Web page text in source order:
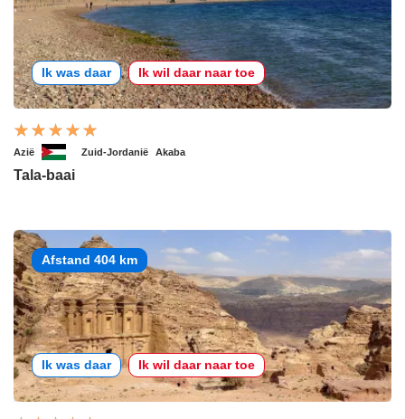
Ik was daar Ik wil daar naar toe
Azië Zuid-Jordanië Akaba
Tala-baai
Afstand 404 km
Ik was daar Ik wil daar naar toe